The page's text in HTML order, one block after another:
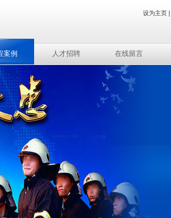
设为主页
案例 人才招聘 在线留言